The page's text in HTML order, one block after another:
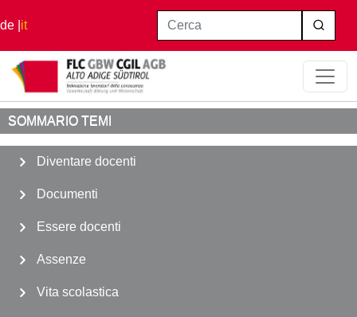
Salta al contenuto principale
de it Cerca
Home Vita scolastica Consiglio Scolastico Provinciale
SOMMARIO TEMI
Diventare docenti
Documenti
Essere docenti
Assenze
Vita scolastica